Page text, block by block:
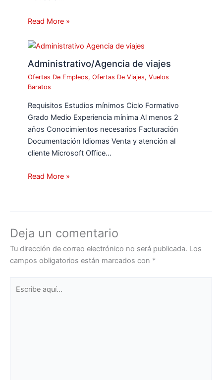
Read More »
Administrativo/Agencia de viajes
Ofertas De Empleos,Ofertas De Viajes,Vuelos
Baratos
Requisitos Estudios mínimos Ciclo Formativo
Grado Medio Experiencia mínima Al menos 2
años Conocimientos necesarios Facturación
Documentación Idiomas Venta y atención al
cliente Microsoft Office…
Read More »
Deja un comentario
Tu dirección de correo electrónico no será publicada. Los
campos obligatorios están marcados con *
aquí...